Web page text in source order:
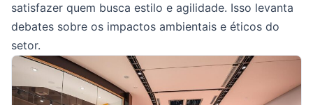
satisfazer quem busca estilo e agilidade. Isso levanta
debates sobre os impactos ambientais e éticos do
setor.